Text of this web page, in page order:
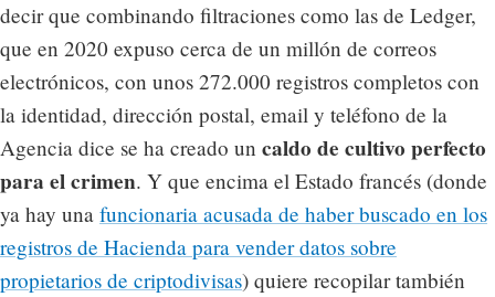
decir que combinando filtraciones como las de Ledger,
que en 2020 expuso cerca de un millón de correos
electrónicos, con unos 272.000 registros completos con
la identidad, dirección postal, email y teléfono de la
Agencia dice se ha creado un caldo de cultivo perfecto
para el crimen. Y que encima el Estado francés (donde
ya hay una funcionaria acusada de haber buscado en los
registros de Hacienda para vender datos sobre
propietarios de criptodivisas) quiere recopilar también